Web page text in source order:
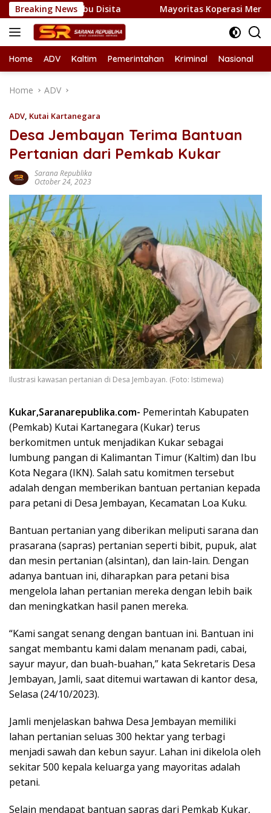
Skip
to
content
Breaking News
Sabu Disita Mayoritas Koperasi Merah Putih di
Home ADV Kaltim Pemerintahan Kriminal Nasional
Home ADV
ADV, Kutai Kartanegara
Desa Jembayan Terima Bantuan
Pertanian dari Pemkab Kukar
Sarana Republika
October 24, 2023
Ilustrasi kawasan pertanian di Desa Jembayan. (Foto: Istimewa)
Kukar,Saranarepublika.com- Pemerintah Kabupaten
(Pemkab) Kutai Kartanegara (Kukar) terus
berkomitmen untuk menjadikan Kukar sebagai
lumbung pangan di Kalimantan Timur (Kaltim) dan Ibu
Kota Negara (IKN). Salah satu komitmen tersebut
adalah dengan memberikan bantuan pertanian kepada
para petani di Desa Jembayan, Kecamatan Loa Kuku.
Bantuan pertanian yang diberikan meliputi sarana dan
prasarana (sapras) pertanian seperti bibit, pupuk, alat
dan mesin pertanian (alsintan), dan lain-lain. Dengan
adanya bantuan ini, diharapkan para petani bisa
mengelola lahan pertanian mereka dengan lebih baik
dan meningkatkan hasil panen mereka.
“Kami sangat senang dengan bantuan ini. Bantuan ini
sangat membantu kami dalam menanam padi, cabai,
sayur mayur, dan buah-buahan,” kata Sekretaris Desa
Jembayan, Jamli, saat ditemui wartawan di kantor desa,
Selasa (24/10/2023).
Jamli menjelaskan bahwa Desa Jembayan memiliki
lahan pertanian seluas 300 hektar yang terbagi
menjadi sawah dan kebun sayur. Lahan ini dikelola oleh
sekitar 500 kepala keluarga yang mayoritas adalah
petani.
Selain mendapat bantuan sapras dari Pemkab Kukar,